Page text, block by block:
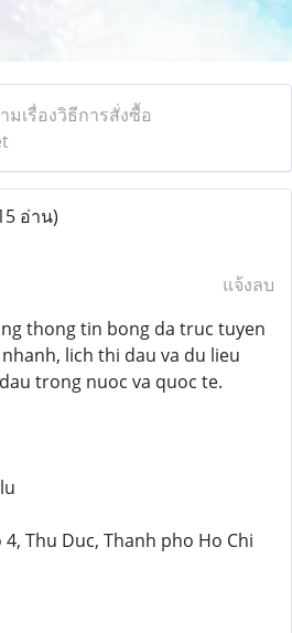
มเรื่องวิธีการสั่งซื้อ
อ่าน)
แจ้งลบ
thong tin bong da truc tuyen
lich thi dau va du lieu
trong nuoc va quoc te.
4, Thu Duc, Thanh pho Ho Chi